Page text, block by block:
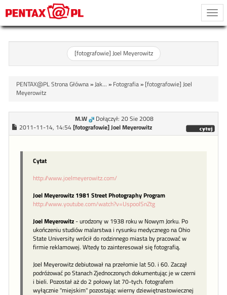
[fotografowie] Joel Meyerowitz
PENTAX@PL Strona Główna»Jak... » Fotografia» [fotografowie] Joel
Meyerowitz
M.W
Dołączył: 20 Sie 2008
2011-11-14, 14:54 [fotografowie] Joel Meyerowitz
Cytat
http://www.joelmeyerowitz.com/
Joel Meyerowitz 1981 Street Photography Program
http://www.youtube.com/watch?v=UspoolSnZtg
Joel Meyerowitz- urodzony w 1938 roku w Nowym Jorku. Po
ukończeniu studiów malarstwa i rysunku medycznego na Ohio
State University wrócił do rodzinnego miasta by pracować w
firmie reklamowej. Wtedy to zainteresował się fotografią.
Joel Meyerowitz debiutował na przełomie lat 50. i 60. Zaczął
podróżować po Stanach Zjednoczonych dokumentując je w czerni
i bieli. Pozostał aż do 2 połowy lat 70-tych. fotografem
wyłącznie "miejskim" pozostając wierny dziewiętnastowiecznej